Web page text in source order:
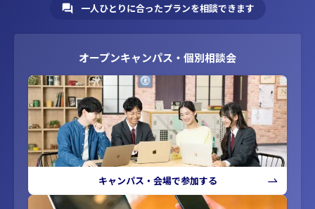
一人ひとりに合ったプランを相談できます
オープンキャンパス・個別相談会
キャンパス・会場で参加する